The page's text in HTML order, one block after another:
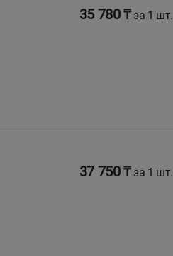
35 780 ₸за 1 шт.
37 750 ₸за 1 шт.